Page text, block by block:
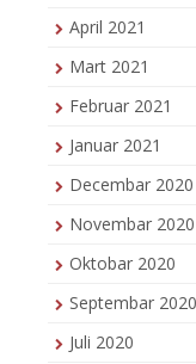
April 2021
Mart 2021
Februar 2021
Januar 2021
Decembar 2020
Novembar 2020
Oktobar 2020
Septembar 2020
Juli 2020